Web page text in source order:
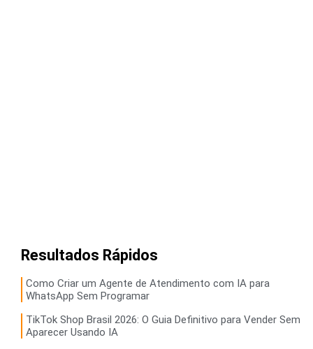
Resultados Rápidos
Como Criar um Agente de Atendimento com IA para
WhatsApp Sem Programar
TikTok Shop Brasil 2026: O Guia Definitivo para Vender Sem
Aparecer Usando IA